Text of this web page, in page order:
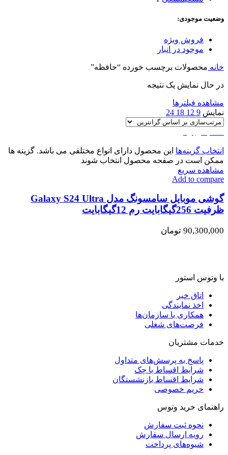
وضعیت موجودی:
فروش ویژه
موجود در انبار
خانه محصولات برچسب خورده “حافظه”
در حال نمایش یک نتیجه
مشاهده فیلترها
نمایش 9
12
18
24
انتخاب گزینه‌ها این محصول دارای انواع مختلفی می باشد. گزینه ها
ممکن است در صفحه محصول انتخاب شوند
مشاهده سریع
Add to compare
گوشی موبایل سامسونگ مدل Galaxy S24 Ultra
ظرفیت 256گیگابایت رم 12گیگابایت
90,300,000 تومان
با وتوس استور
اتاق خبر
اخذ نمایندگی
همکاری با سازمان‌ها
فرصت‌های شغلی
خدمات مشتریان
پاسخ به پرسش‌های متداول
شرایط اقساط با چک
شرایط اقساط بازنشستگان
حریم خصوصی
راهنمای خرید وتوس
نحوه ثبت سفارش
رویه ارسال سفارش
شیوه‌های پرداخت